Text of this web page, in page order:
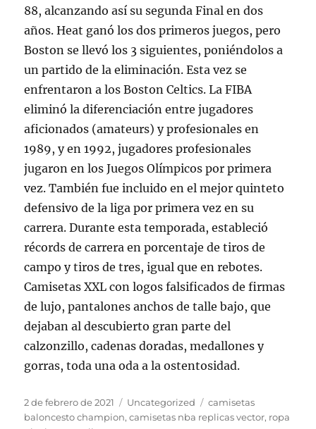
88, alcanzando así su segunda Final en dos
años. Heat ganó los dos primeros juegos, pero
Boston se llevó los 3 siguientes, poniéndolos a
un partido de la eliminación. Esta vez se
enfrentaron a los Boston Celtics. La FIBA
eliminó la diferenciación entre jugadores
aficionados (amateurs) y profesionales en
1989, y en 1992, jugadores profesionales
jugaron en los Juegos Olímpicos por primera
vez. También fue incluido en el mejor quinteto
defensivo de la liga por primera vez en su
carrera. Durante esta temporada, estableció
récords de carrera en porcentaje de tiros de
campo y tiros de tres, igual que en rebotes.
Camisetas XXL con logos falsificados de firmas
de lujo, pantalones anchos de talle bajo, que
dejaban al descubierto gran parte del
calzonzillo, cadenas doradas, medallones y
gorras, toda una oda a la ostentosidad.
Publicado
el
2 de febrero de 2021 Categorías
Uncategorized Etiquetas
camisetas
baloncesto champion,camisetas nba replicas vector, ropa